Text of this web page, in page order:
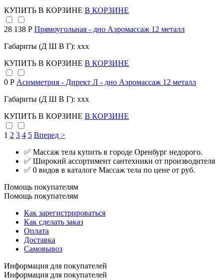
КУПИТЬ В КОРЗИНЕ В КОРЗИНЕ
28 138 Р Прямоугольная - дно Аэромассаж 12 металл
Габариты (Д Ш В Г): xxx
КУПИТЬ В КОРЗИНЕ В КОРЗИНЕ
0 Р Асимметрия - Директ Л - дно Аэромассаж 12 металл
Габариты (Д Ш В Г): xxx
КУПИТЬ В КОРЗИНЕ В КОРЗИНЕ
1 2 3 4 5 Вперед >
✅ Массаж тела купить в городе Оренбург недорого.
✅ Широкий ассортимент сантехники от производителя
✅ 0 видов в каталоге Массаж тела по цене от руб.
Помощь покупателям
Помощь покупателям
Как зарегистрироваться
Как сделать заказ
Оплата
Доставка
Самовывоз
Информация для покупателей
Информация для покупателей